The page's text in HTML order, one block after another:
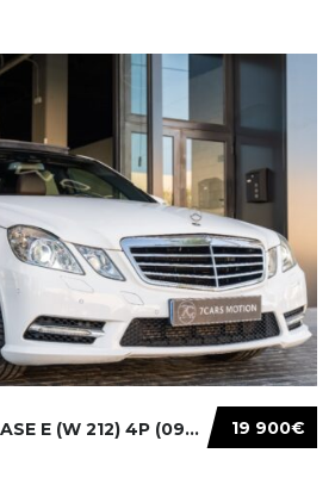
19 900€
MERCEDES BENZ CLASE E (W 212) 4P (09-13) 201...